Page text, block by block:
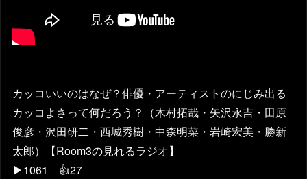
カッコいいのはなぜ？俳優・アーティストのにじみ出る
カッコよさって何だろう？（木村拓哉・矢沢永吉・田原
俊彦・沢田研二・西城秀樹・中森明菜・岩崎宏美・勝新
太郎）【Room3の見れるラジオ】
▶1061 👍27